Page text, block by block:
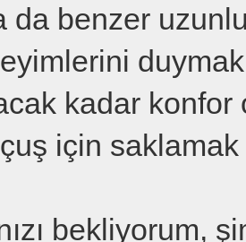
da benzer
kadar konfor
için saklamak
bekliyorum,